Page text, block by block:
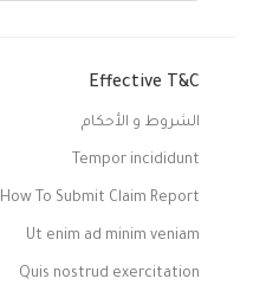
Effective T&C
الشروط و الأحكام
Tempor incididunt
How To Submit Claim Report
Ut enim ad minim veniam
Quis nostrud exercitation